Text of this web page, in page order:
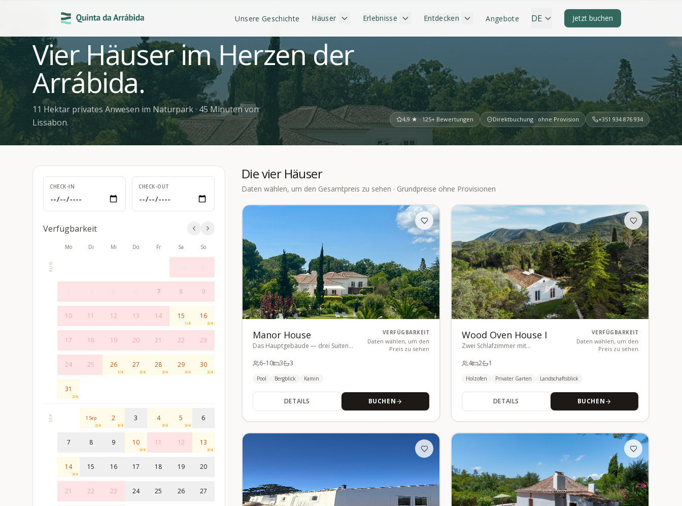
Unsere Geschichte Häuser Erlebnisse Entdecken Angebote DE Jetzt buchen
Vier Häuser im Herzen der
Arrábida.
11 Hektar privates Anwesen im Naturpark · 45 Minuten von
Lissabon.
4,9 ★ · 125+ Bewertungen Direktbuchung · ohne Provision +351 934 876 934
CHECK-IN CHECK-OUT
Verfügbarkeit
Mo Di Mi Do Fr Sa So
AUG 2
3 4 5 6 7 8 9
10 11 12 13 14 15
1/4
16
2/4
17 18 19 20 21 22 23
24 25 26
1/4
27
2/4
28
3/4
29
3/4
30
2/4
31
2/4
SEP 1 Sep
2/4
2
3/4
3 4
3/4
5
3/4
6
7 8 9 10
3/4
11 12 13
3/4
14
3/4
15 16 17 18 19 20
21 22 23 24 25 26 27
Die vier Häuser
Daten wählen, um den Gesamtpreis zu sehen · Grundpreise ohne Provisionen
Manor House
Das Hauptgebäude — drei Suiten
VERFÜGBARKEIT
Daten wählen, um den
Preis zu sehen
6–10 3 3
Pool Bergblick Kamin
DETAILS BUCHEN
Wood Oven House I
Zwei Schlafzimmer mit
VERFÜGBARKEIT
Daten wählen, um den
Preis zu sehen
4 2 1
Holzofen Privater Garten Landschaftsblick
DETAILS BUCHEN